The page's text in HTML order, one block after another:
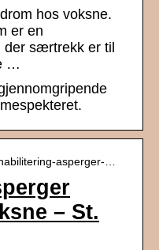
hos voksne.
er en
der særtrekk er til
…
asperger-…
– St.